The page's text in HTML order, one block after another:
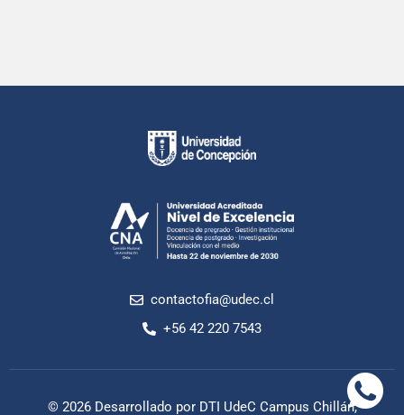
contactofia@udec.cl
+56 42 220 7543
© 2026 Desarrollado por DTI UdeC Campus Chillán,